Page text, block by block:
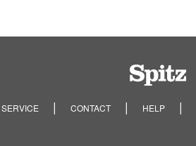
CONTACT HELP